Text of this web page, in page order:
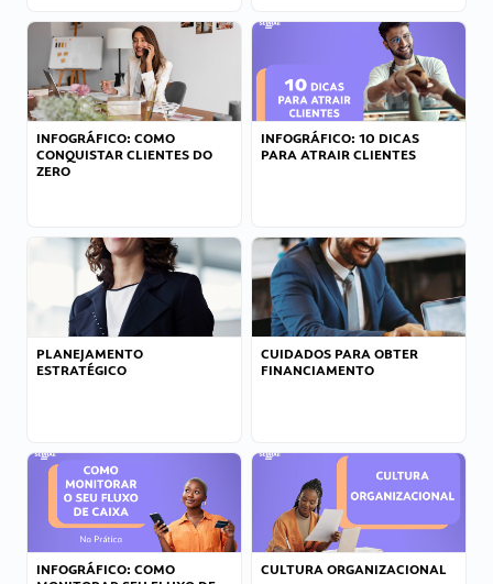
INFOGRÁFICO: COMO
CONQUISTAR CLIENTES DO
ZERO
INFOGRÁFICO: 10 DICAS
PARA ATRAIR CLIENTES
PLANEJAMENTO
ESTRATÉGICO
CUIDADOS PARA OBTER
FINANCIAMENTO
INFOGRÁFICO: COMO
CULTURA ORGANIZACIONAL